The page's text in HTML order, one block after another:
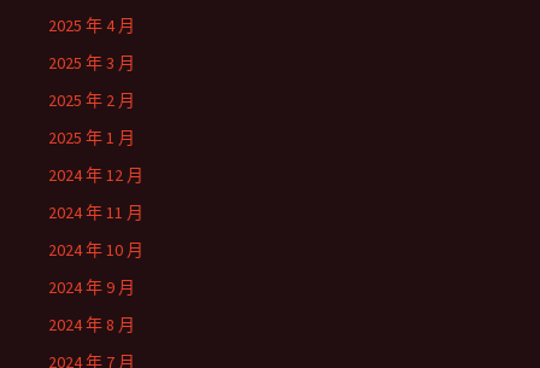
2025 年 4 月
2025 年 3 月
2025 年 2 月
2025 年 1 月
2024 年 12 月
2024 年 11 月
2024 年 10 月
2024 年 9 月
2024 年 8 月
2024 年 7 月